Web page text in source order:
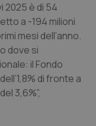
2025 è di 54
a -194 milioni
mesi dell’anno.
dove si
il Fondo
di fronte a
3,6%”,